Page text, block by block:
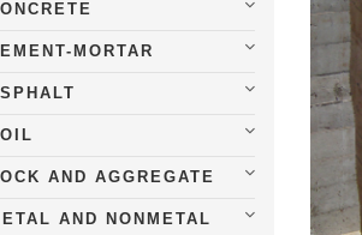
MORTAR
AND AGGREGATE
AND NONMETAL